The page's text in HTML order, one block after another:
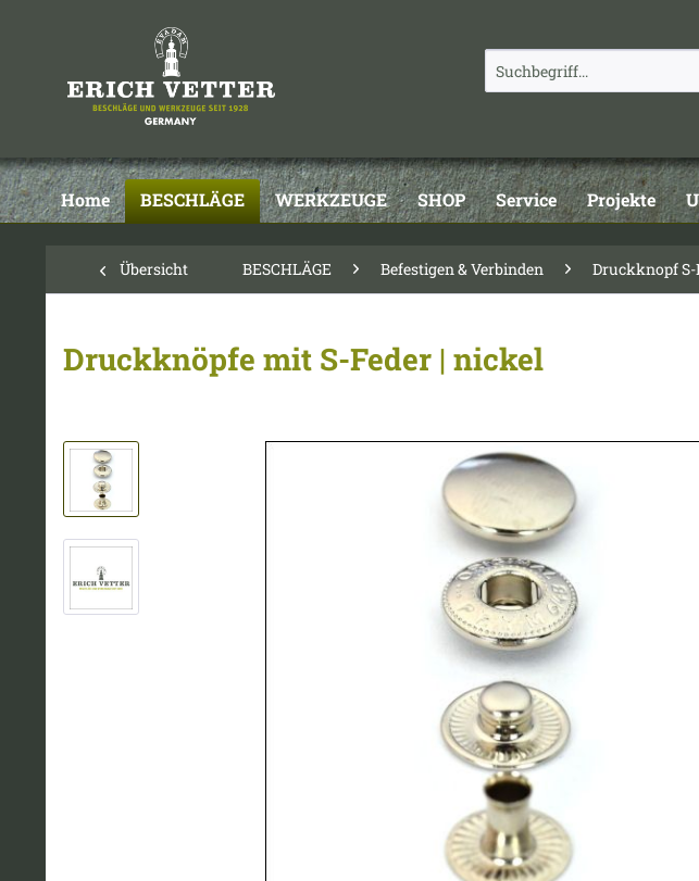
Home BESCHLÄGE WERKZEUGE SHOP Service Projekte
Übersicht BESCHLÄGE Befestigen & Verbinden Druckknopf S-
Druckknöpfe mit S-Feder | nickel